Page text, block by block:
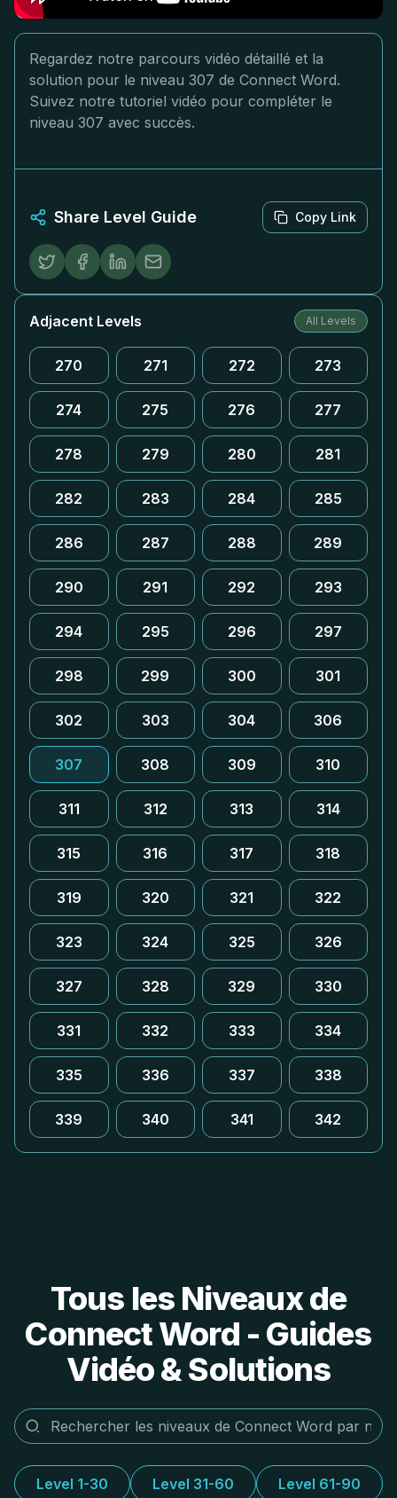
Regardez notre parcours vidéo détaillé et la
solution pour le niveau 307 de Connect Word.
Suivez notre tutoriel vidéo pour compléter le
niveau 307 avec succès.
Share Level Guide Copy Link
Adjacent Levels All Levels
270 271 272 273
274 275 276 277
278 279 280 281
282 283 284 285
286 287 288 289
290 291 292 293
294 295 296 297
298 299 300 301
302 303 304 306
307 308 309 310
311 312 313 314
315 316 317 318
319 320 321 322
323 324 325 326
327 328 329 330
331 332 333 334
335 336 337 338
339 340 341 342
Tous les Niveaux de
Connect Word - Guides
Vidéo & Solutions
Level 1-30 Level 31-60 Level 61-90